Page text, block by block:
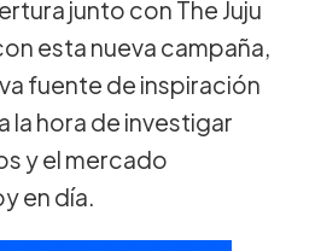
junto con The Juju
esta nueva campaña,
fuente de inspiración
la hora de investigar
y el mercado
en día.